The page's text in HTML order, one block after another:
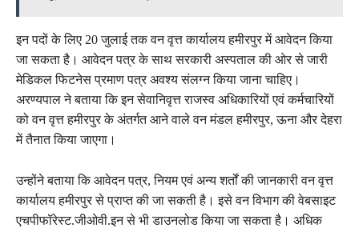
इन पदों के लिए 20 जुलाई तक वन वृत्त कार्यालय हमीरपुर में आवेदन किया
जा सकता है। आवेदन पत्र के साथ सरकारी अस्पताल की ओर से जारी
मेडिकल फिटनेस प्रमाण पत्र अवश्य संलग्न किया जाना चाहिए।
अरण्यपाल ने बताया कि इन सेवानिवृत्त राजस्व अधिकारियों एवं कर्मचारियों
को वन वृत्त हमीरपुर के अंतर्गत आने वाले वन मंडल हमीरपुर, ऊना और देहरा
में तैनात किया जाएगा।
उन्होंने बताया कि आवेदन पत्र, नियम एवं अन्य शर्तों की जानकारी वन वृत्त
कार्यालय हमीरपुर से प्राप्त की जा सकती है। इसे वन विभाग की वेबसाइट
एचपीफॉरेस्ट.जीओवी.इन से भी डाउनलोड किया जा सकता है। अधिक